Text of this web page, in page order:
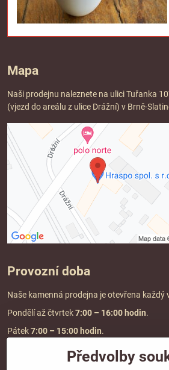
Mapa
Naši prodejnu naleznete na ulici Tuřanka
(vjezd do areálu z ulice Drážní) v Brně-
Provozní doba
Naše kamenná prodejna je otevřena každý
Pondělí až čtvrtek7:00 – 16:00 hodin.
Pátek7:00 – 15:00 hodin.
Předvolby